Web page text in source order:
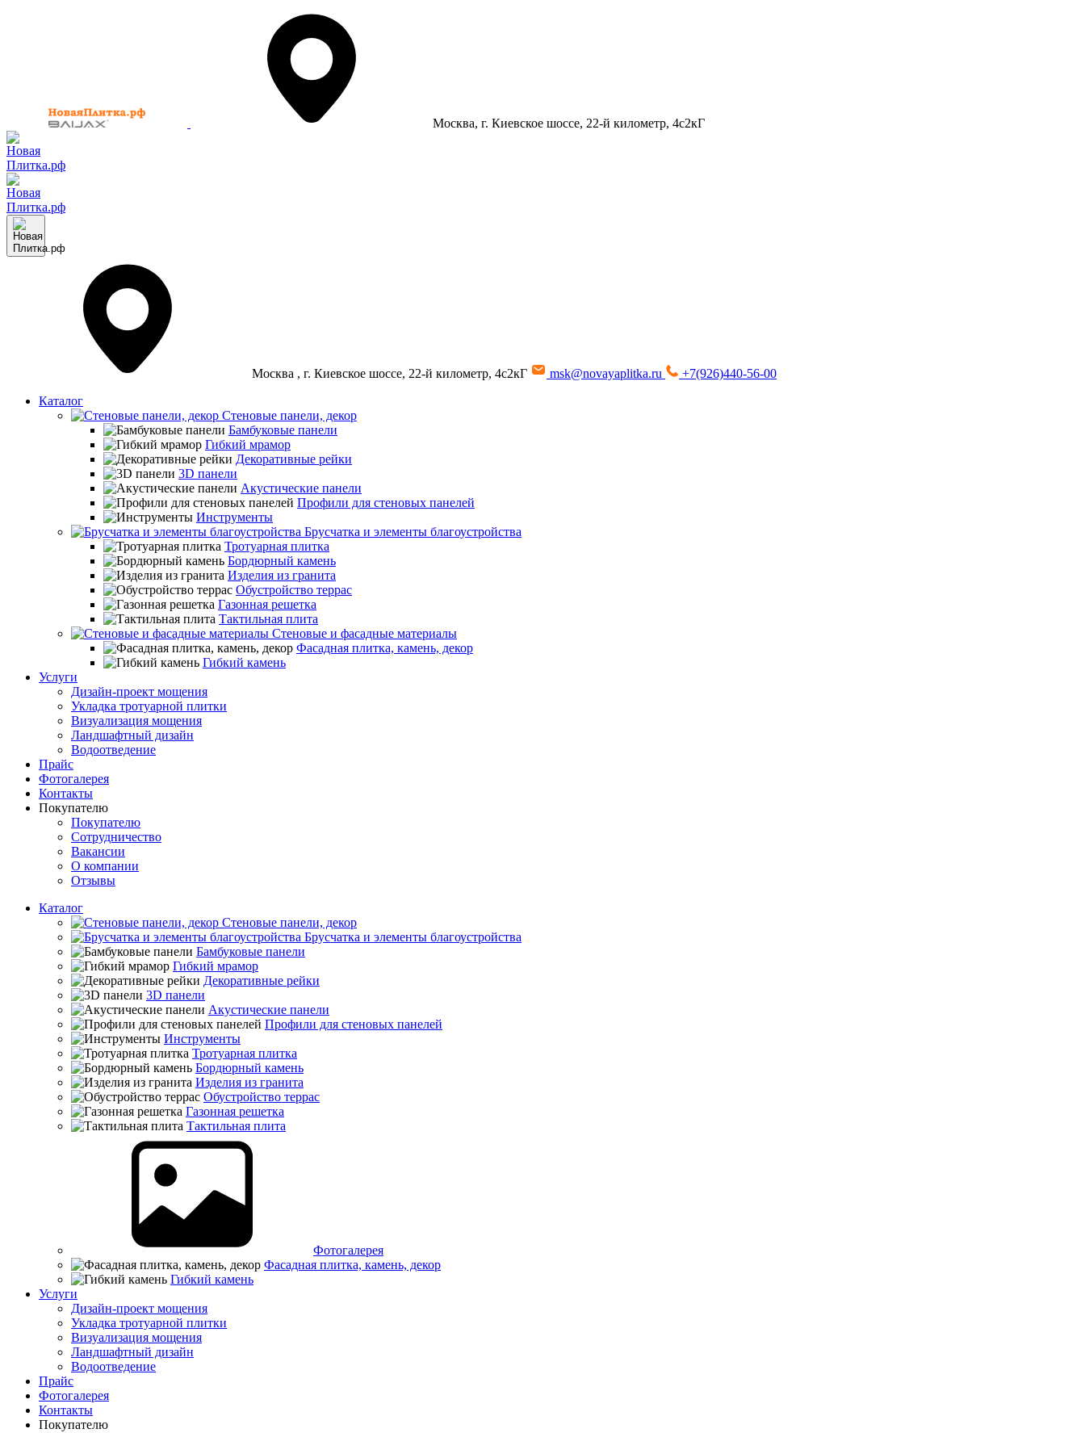
Москва, г. Киевское шоссе, 22-й километр, 4с2кГ
Москва , г. Киевское шоссе, 22-й километр, 4с2кГ msk@novayaplitka.ru
+7(926)440-56-00
Каталог
Стеновые панели, декор
Бамбуковые панели
Гибкий мрамор
Декоративные рейки
3D панели
Акустические панели
Профили для стеновых панелей
Инструменты
Брусчатка и элементы благоустройства
Тротуарная плитка
Бордюрный камень
Изделия из гранита
Обустройство террас
Газонная решетка
Тактильная плита
Стеновые и фасадные материалы
Фасадная плитка, камень, декор
Гибкий камень
Услуги
Дизайн-проект мощения
Укладка тротуарной плитки
Визуализация мощения
Ландшафтный дизайн
Водоотведение
Прайс
Фотогалерея
Контакты
Покупателю
Покупателю
Сотрудничество
Вакансии
О компании
Отзывы
Каталог
Стеновые панели, декор
Брусчатка и элементы благоустройства
Бамбуковые панели
Гибкий мрамор
Декоративные рейки
3D панели
Акустические панели
Профили для стеновых панелей
Инструменты
Тротуарная плитка
Бордюрный камень
Изделия из гранита
Обустройство террас
Газонная решетка
Тактильная плита
Фотогалерея
Фасадная плитка, камень, декор
Гибкий камень
Услуги
Дизайн-проект мощения
Укладка тротуарной плитки
Визуализация мощения
Ландшафтный дизайн
Водоотведение
Прайс
Фотогалерея
Контакты
Покупателю